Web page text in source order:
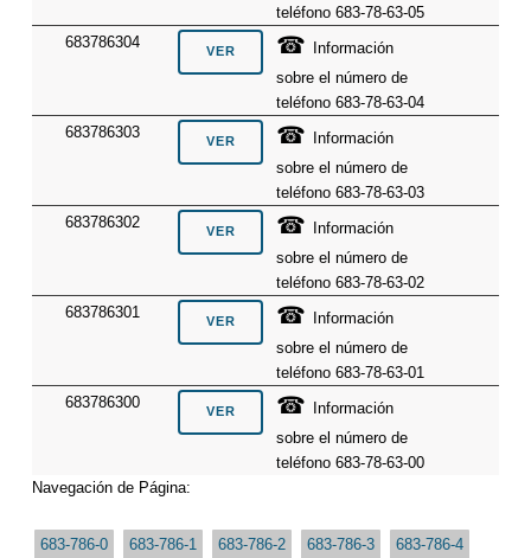
teléfono 683-78-63-05
683786304
☎
Información
sobre el número de
teléfono 683-78-63-04
683786303
☎
Información
sobre el número de
teléfono 683-78-63-03
683786302
☎
Información
sobre el número de
teléfono 683-78-63-02
683786301
☎
Información
sobre el número de
teléfono 683-78-63-01
683786300
☎
Información
sobre el número de
teléfono 683-78-63-00
Navegación de Página:
683-786-0 683-786-1 683-786-2 683-786-3
683-786-4